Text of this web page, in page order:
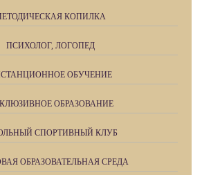
КОПИЛКА
ПСИХОЛОГ, ЛОГОПЕД
ОБУЧЕНИЕ
ОБРАЗОВАНИЕ
СПОРТИВНЫЙ КЛУБ
ОБРАЗОВАТЕЛЬНАЯ СРЕДА